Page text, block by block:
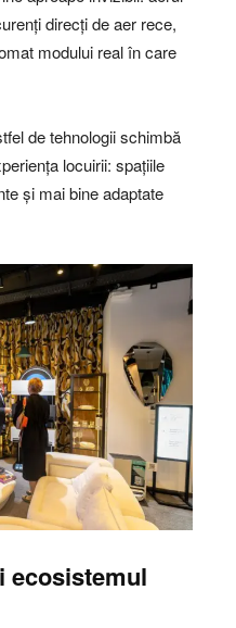
direcți de aer rece,
modului real în care
de tehnologii schimbă
locuirii: spațiile
și mai bine adaptate
ecosistemul